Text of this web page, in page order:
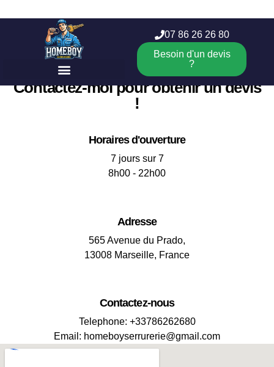
07 86 26 26 80
Besoin d'un devis
?
Contactez-moi pour obtenir un devis
!
Horaires d'ouverture
7 jours sur 7
8h00 - 22h00
Adresse
565 Avenue du Prado,
13008 Marseille, France
Contactez-nous
Telephone: +33786262680
Email: homeboyserrurerie@gmail.com